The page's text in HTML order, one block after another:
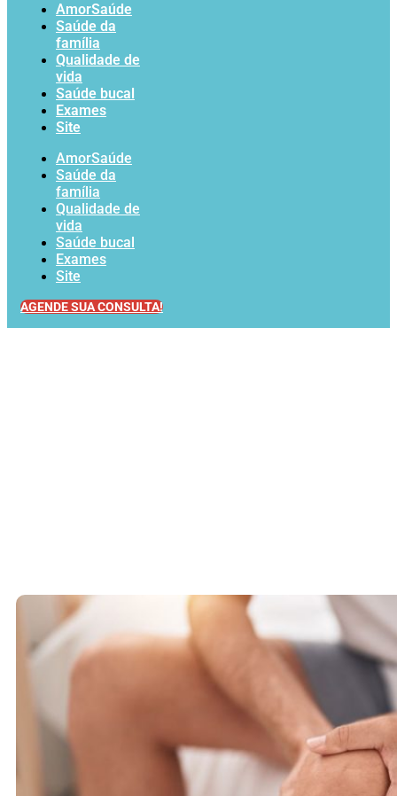
AmorSaúde
Saúde da
família
Qualidade de
vida
Saúde bucal
Exames
Site
AmorSaúde
Saúde da
família
Qualidade de
vida
Saúde bucal
Exames
Site
AGENDE SUA CONSULTA!